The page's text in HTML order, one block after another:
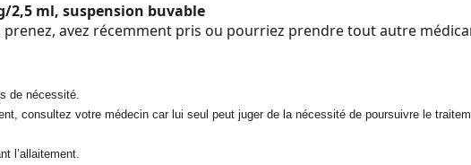
2,5 ml, suspension buvable
prenez, avez récemment pris ou pourriez prendre tout autre
de nécessité.
consultez votre médecin car lui seul peut juger de la nécessité de poursuivre le
l’allaitement.